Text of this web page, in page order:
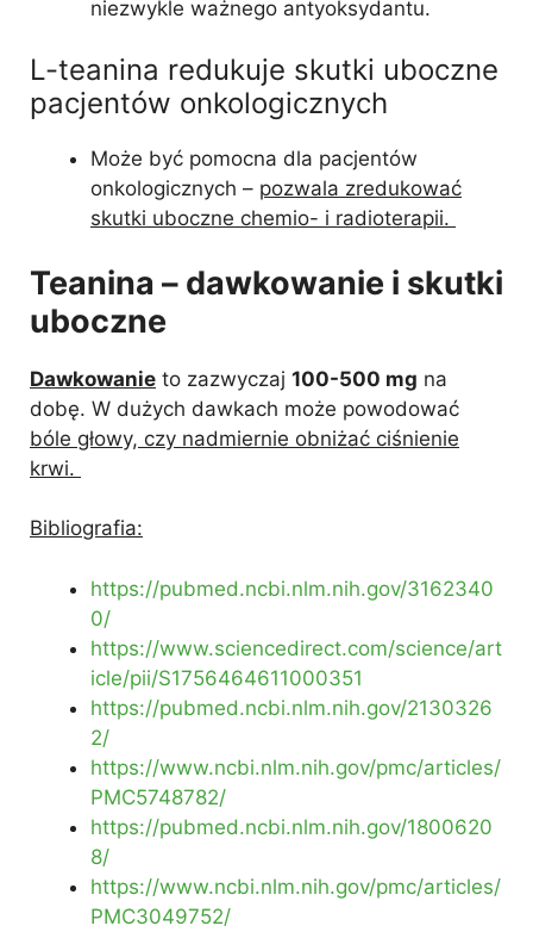
niezwykle ważnego antyoksydantu.
L-teanina redukuje skutki uboczne
pacjentów onkologicznych
Może być pomocna dla pacjentów
onkologicznych – pozwala zredukować
skutki uboczne chemio- i radioterapii.
Teanina – dawkowanie i skutki
uboczne
Dawkowanie to zazwyczaj 100-500 mg na
dobę. W dużych dawkach może powodować
bóle głowy, czy nadmiernie obniżać ciśnienie
krwi.
Bibliografia:
https://pubmed.ncbi.nlm.nih.gov/3162340
0/
https://www.sciencedirect.com/science/art
icle/pii/S1756464611000351
https://pubmed.ncbi.nlm.nih.gov/2130326
2/
https://www.ncbi.nlm.nih.gov/pmc/articles/
PMC5748782/
https://pubmed.ncbi.nlm.nih.gov/1800620
8/
https://www.ncbi.nlm.nih.gov/pmc/articles/
PMC3049752/